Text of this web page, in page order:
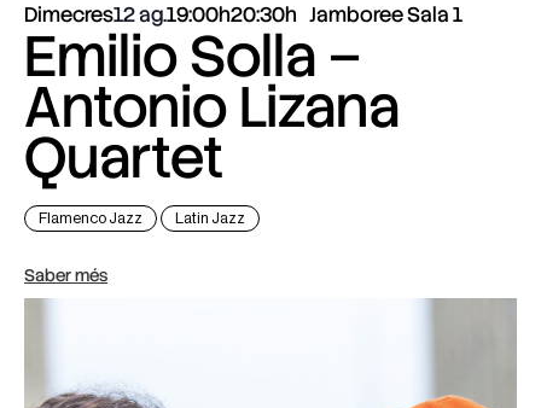
Dimecres12 ag.19:00h20:30h Jamboree Sala 1
Emilio Solla –
Antonio Lizana
Quartet
Flamenco Jazz Latin Jazz
Saber més